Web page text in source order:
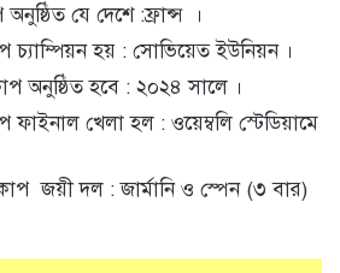
যে দেশে :ফ্রান্স ।
চ্যাম্পিয়ন হয় : সোভিয়েত ইউনিয়ন ।
অনুষ্ঠিত হবে : ২০২৪ সালে ।
খেলা হল : ওয়েম্বলি স্টেডিয়ামে
জয়ী দল : জার্মানি ও স্পেন (৩ বার)